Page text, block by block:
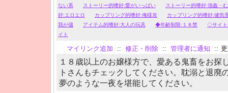
加中。
耽美世界で、ちょっと鬼畜なエロスと甘々な
いませ。※18歳未満の方・高校生の方は、申
覧禁止です。
ない系
ストーリー的嗜好:愛がいっぱい
ストーリー的嗜好:強姦・
好:エロエロ
カップリング的嗜好:俺様攻
カップリング的嗜好:健気
我が儘
アイテム的嗜好:大人の玩具 ◆年齢制限:１８禁
◇サイト
イト
マイリンク追加 :: 修正・削除 :: 管理者に通知 ::
１８歳以上のお嬢様方で、愛ある鬼畜をお探
トさんもチェックしてください。耽溺と退廃
夢のような一夜を堪能してください。